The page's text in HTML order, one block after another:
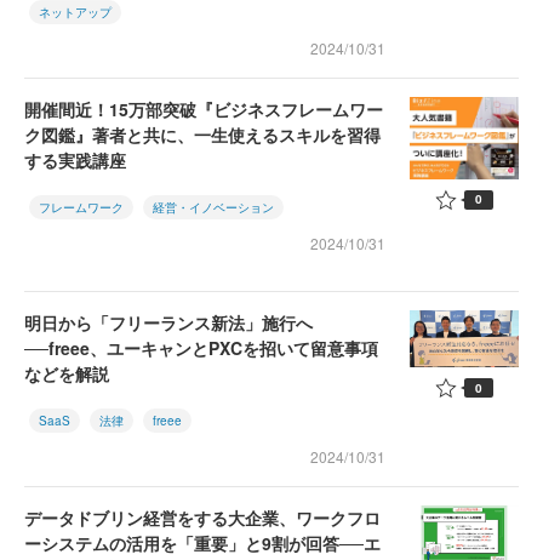
ネットアップ
2024/10/31
開催間近！15万部突破『ビジネスフレームワー
ク図鑑』著者と共に、一生使えるスキルを習得
する実践講座
フレームワーク 経営・イノベーション
2024/10/31
0
明日から「フリーランス新法」施行へ
──freee、ユーキャンとPXCを招いて留意事項
などを解説
SaaS 法律 freee
2024/10/31
0
データドブリン経営をする大企業、ワークフロ
ーシステムの活用を「重要」と9割が回答──エ